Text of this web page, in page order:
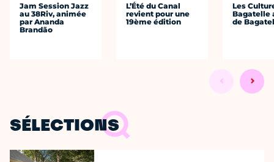
Jam Session Jazz
au 38Riv, animée
par Ananda
Brandão
L’Été du Canal
revient pour une
19ème édition
Les
Bagatelle
de
SÉLECTIONS